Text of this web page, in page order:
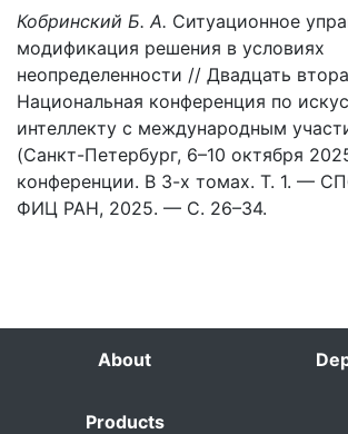
Кобринский Б. А. Ситуационное
модификация решения в условиях
неопределенности // Двадцать
Национальная конференция по
интеллекту с международным
(Санкт-Петербург, 6–10 октября
конференции. В 3-х томах. Т. 1. —
ФИЦ РАН, 2025. — С. 26–34.
About
Products